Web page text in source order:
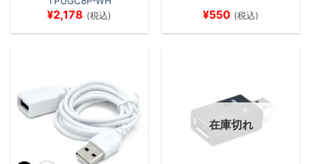
¥2,178 (税込) ¥550 (税込)
在庫切れ